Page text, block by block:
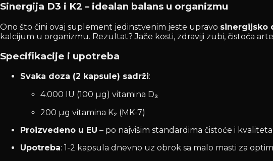
Sinergija D3 i K2 – idealan balans u organizmu
Ono što čini ovaj suplement jedinstvenim jeste upravo sinergijsko
kalcijum u organizmu. Rezultat? Jače kosti, zdraviji zubi, čistoća
Specifikacije i upotreba
Svaka doza (2 kapsule) sadrži:
4.000 IU (100 µg) vitamina D₃
200 µg vitamina K₂ (MK-7)
Proizvedeno u EU – po najvišim standardima čistoće i kvaliteta.
Upotreba: 1-2 kapsula dnevno uz obrok sa malo masti za